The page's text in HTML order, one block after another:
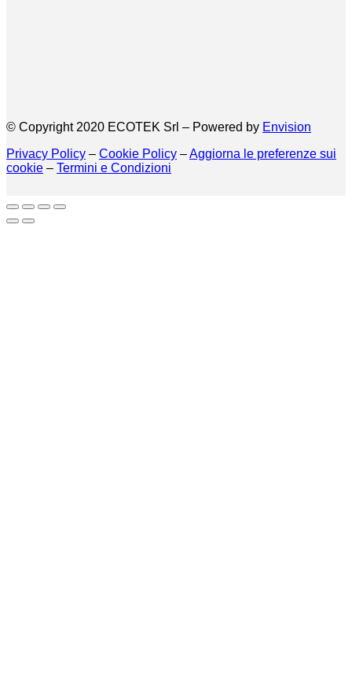
© Copyright 2020 ECOTEK Srl – Powered by Envision
Privacy Policy – Cookie Policy –Aggiorna le preferenze sui
cookie – Termini e Condizioni